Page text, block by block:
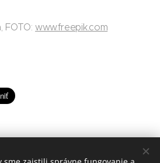
FOTO:www.freepik.com